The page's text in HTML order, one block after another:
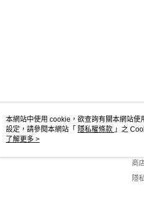
關
商
隱
本網站中使用 cookie，欲查詢有關本網站
設定，請參閱本網站「 隱私權條款 」之
使用 cookie。
了解更多 >